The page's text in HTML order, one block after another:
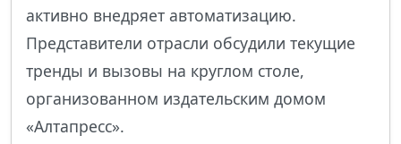
активно внедряет автоматизацию.
Представители отрасли обсудили текущие
тренды и вызовы на круглом столе,
организованном издательским домом
«Алтапресс».